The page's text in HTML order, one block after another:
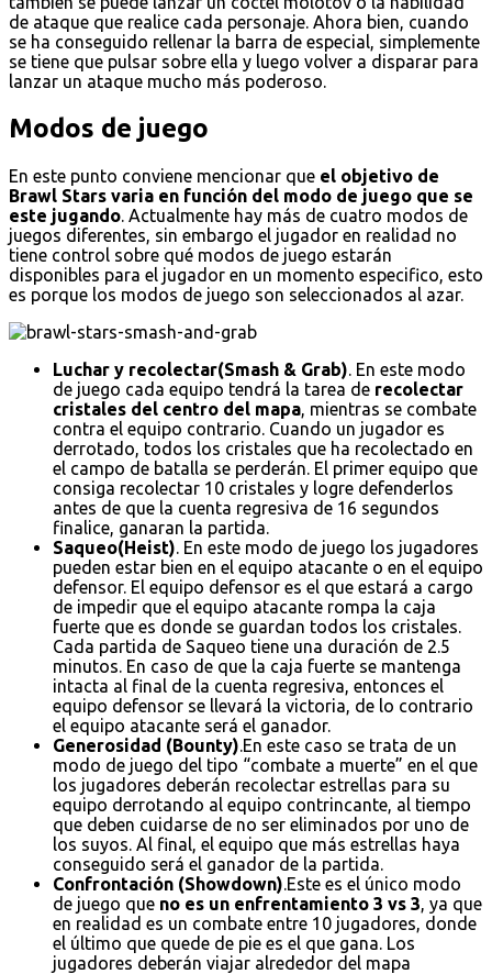
de ataque que realice cada personaje. Ahora bien, cuando
se ha conseguido rellenar la barra de especial, simplemente
se tiene que pulsar sobre ella y luego volver a disparar para
lanzar un ataque mucho más poderoso.
Modos de juego
En este punto conviene mencionar que el objetivo de
Brawl Stars varia en función del modo de juego que se
este jugando. Actualmente hay más de cuatro modos de
juegos diferentes, sin embargo el jugador en realidad no
tiene control sobre qué modos de juego estarán
disponibles para el jugador en un momento especifico, esto
es porque los modos de juego son seleccionados al azar.
Luchar y recolectar(Smash & Grab). En este modo
de juego cada equipo tendrá la tarea de recolectar
cristales del centro del mapa, mientras se combate
contra el equipo contrario. Cuando un jugador es
derrotado, todos los cristales que ha recolectado en
el campo de batalla se perderán. El primer equipo que
consiga recolectar 10 cristales y logre defenderlos
antes de que la cuenta regresiva de 16 segundos
finalice, ganaran la partida.
Saqueo(Heist). En este modo de juego los jugadores
pueden estar bien en el equipo atacante o en el equipo
defensor. El equipo defensor es el que estará a cargo
de impedir que el equipo atacante rompa la caja
fuerte que es donde se guardan todos los cristales.
Cada partida de Saqueo tiene una duración de 2.5
minutos. En caso de que la caja fuerte se mantenga
intacta al final de la cuenta regresiva, entonces el
equipo defensor se llevará la victoria, de lo contrario
el equipo atacante será el ganador.
Generosidad (Bounty).En este caso se trata de un
modo de juego del tipo “combate a muerte” en el que
los jugadores deberán recolectar estrellas para su
equipo derrotando al equipo contrincante, al tiempo
que deben cuidarse de no ser eliminados por uno de
los suyos. Al final, el equipo que más estrellas haya
conseguido será el ganador de la partida.
Confrontación (Showdown).Este es el único modo
de juego que no es un enfrentamiento 3 vs 3, ya que
en realidad es un combate entre 10 jugadores, donde
el último que quede de pie es el que gana. Los
jugadores deberán viajar alrededor del mapa